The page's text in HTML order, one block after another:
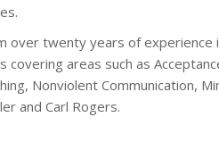
over twenty years of experience
covering areas such as
Nonviolent Communication,
and Carl Rogers.